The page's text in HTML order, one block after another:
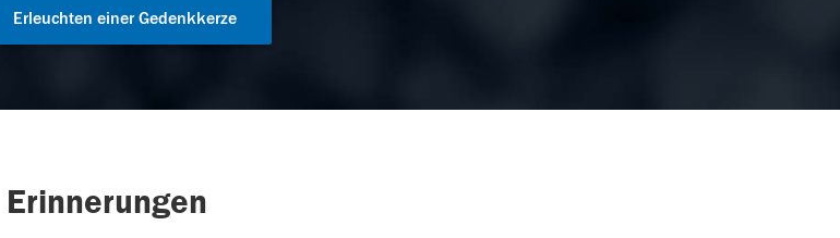
Erleuchten einer Gedenkkerze
Erinnerungen